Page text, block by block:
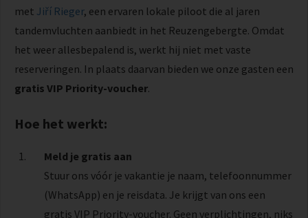
met Jiří Rieger, een ervaren lokale piloot die al jaren
tandemvluchten aanbiedt in het Reuzengebergte. Omdat
het weer allesbepalend is, werkt hij niet met vaste
reserveringen. In plaats daarvan bieden we onze gasten een
gratis VIP Priority-voucher.
Hoe het werkt:
Meld je gratis aan
Stuur ons vóór je vakantie je naam, telefoonnummer
(WhatsApp) en je reisdata. Je krijgt van ons een
gratis VIP Priority-voucher. Geen verplichtingen, niks